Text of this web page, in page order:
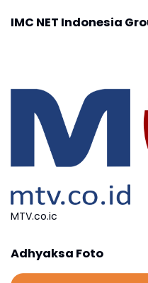
IMC NET Indonesia
MTV.co.ic
Adhyaksa Foto